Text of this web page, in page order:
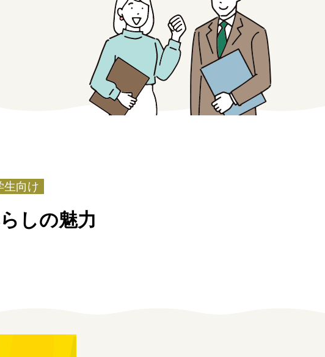
みえの仕事マッチングサイト
生向け
しの魅力